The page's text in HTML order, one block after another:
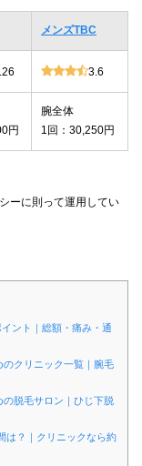
メンズTBC
3.6
円
腕全体
1回：30,250円
ーに則って運用してい
ント｜総額・痛み・通
クリニック一覧｜腕毛
脱毛サロン｜ひじ下脱
は？｜クリニックなら約